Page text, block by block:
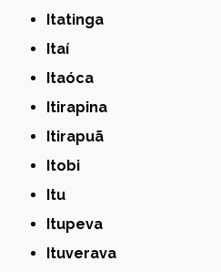
Itatinga
Itaí
Itaóca
Itirapina
Itirapuã
Itobi
Itu
Itupeva
Ituverava